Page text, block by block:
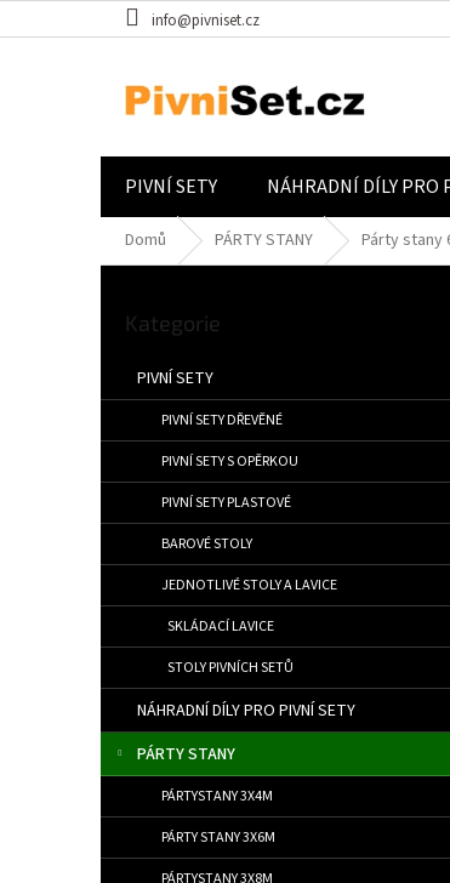
info@pivniset.cz
PIVNÍ SETY NÁHRADNÍ DÍLY PRO
Domů PÁRTY STANY Párty stany
Kategorie
PIVNÍ SETY
PIVNÍ SETY DŘEVĚNÉ
PIVNÍ SETY S OPĚRKOU
PIVNÍ SETY PLASTOVÉ
BAROVÉ STOLY
JEDNOTLIVÉ STOLY A LAVICE
SKLÁDACÍ LAVICE
STOLY PIVNÍCH SETŮ
NÁHRADNÍ DÍLY PRO PIVNÍ SETY
PÁRTY STANY
PÁRTYSTANY 3X4M
PÁRTY STANY 3X6M
PÁRTYSTANY 3X8M